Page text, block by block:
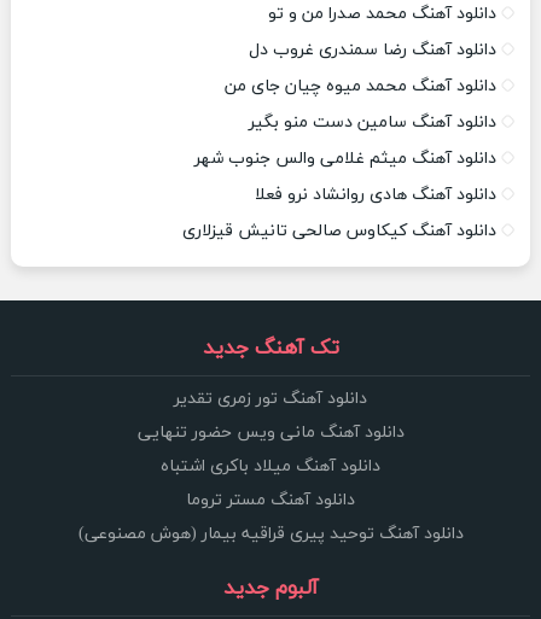
دانلود آهنگ محمد صدرا من و تو
دانلود آهنگ رضا سمندری غروب دل
دانلود آهنگ محمد میوه چیان جای من
دانلود آهنگ سامین دست منو بگیر
دانلود آهنگ میثم غلامی والس جنوب شهر
دانلود آهنگ هادی روانشاد نرو فعلا
دانلود آهنگ کیکاوس صالحی تانیش قیزلاری
تک آهنگ جدید
دانلود آهنگ تور زمری تقدیر
دانلود آهنگ مانی ویس حضور تنهایی
دانلود آهنگ میلاد باکری اشتباه
دانلود آهنگ مستر تروما
دانلود آهنگ توحید پیری قراقیه بیمار (هوش مصنوعی)
آلبوم جدید